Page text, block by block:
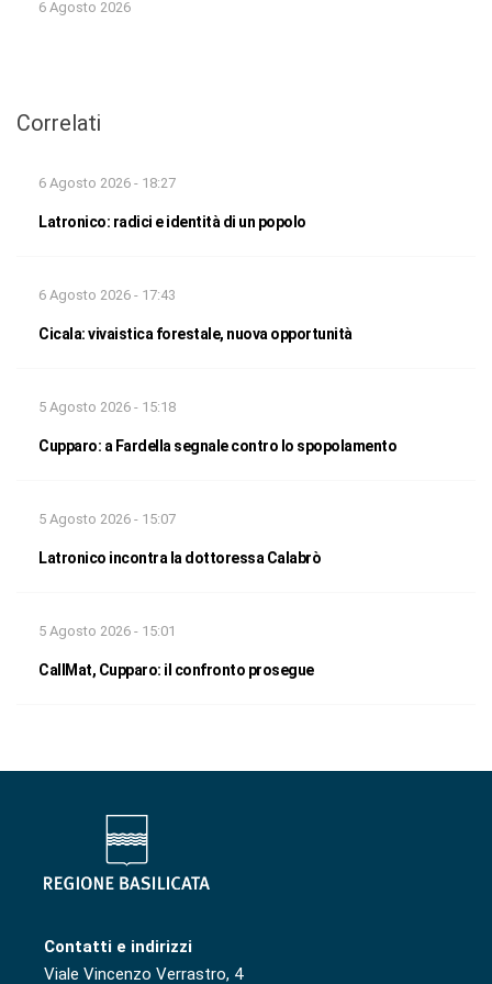
6 Agosto 2026
Correlati
6 Agosto 2026 - 18:27
Latronico: radici e identità di un popolo
6 Agosto 2026 - 17:43
Cicala: vivaistica forestale, nuova opportunità
5 Agosto 2026 - 15:18
Cupparo: a Fardella segnale contro lo spopolamento
5 Agosto 2026 - 15:07
Latronico incontra la dottoressa Calabrò
5 Agosto 2026 - 15:01
CallMat, Cupparo: il confronto prosegue
Contatti e indirizzi
Viale Vincenzo Verrastro, 4